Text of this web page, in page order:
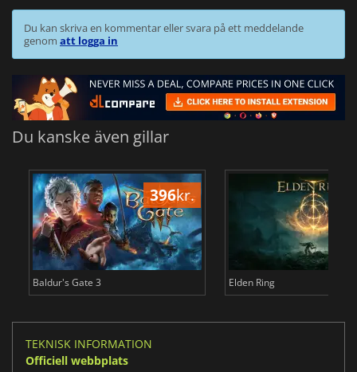
Du kan skriva en kommentar eller svara på ett meddelande
genom att logga in
Du kanske även gillar
396kr.
Baldur's Gate 3 Elden Ring
TEKNISK INFORMATION
Officiell webbplats